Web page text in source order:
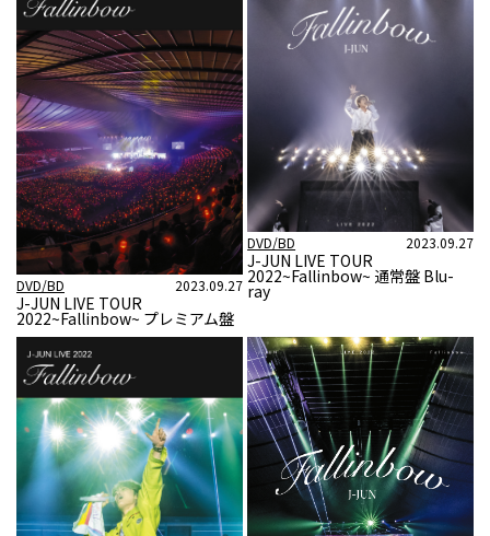
DVD/BD 2023.09.27
J-JUN LIVE TOUR
2022~Fallinbow~ プレミアム盤
DVD/BD 2023.09.27
J-JUN LIVE TOUR
2022~Fallinbow~ 通常盤 Blu-
ray